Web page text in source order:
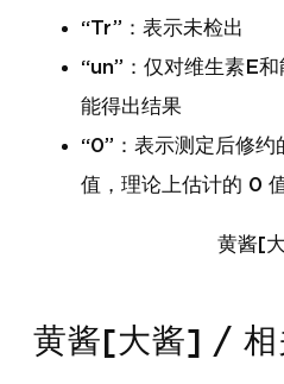
“Tr”：表示未检出
“un”：仅对维生素E
能得出结果
“0”：表示测定后修
值，理论上估计的 0 值
黄酱[
黄酱[大酱] / 相